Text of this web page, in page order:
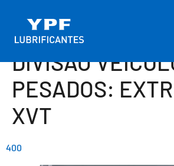
DIVISÃO
PESADOS:
XVT
400